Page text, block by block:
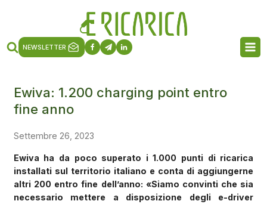
NEWSLETTER
Ewiva: 1.200 charging point entro
fine anno
Settembre 26, 2023
Ewiva ha da poco superato i 1.000 punti di ricarica
installati sul territorio italiano e conta di aggiungerne
altri 200 entro fine dell’anno: «Siamo convinti che sia
necessario mettere a disposizione degli e-driver